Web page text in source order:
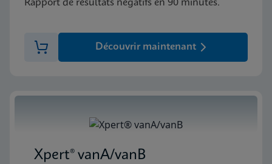
Rapport de résultats négatifs en 90 minutes.
Découvrir maintenant
Xpert® vanA/vanB